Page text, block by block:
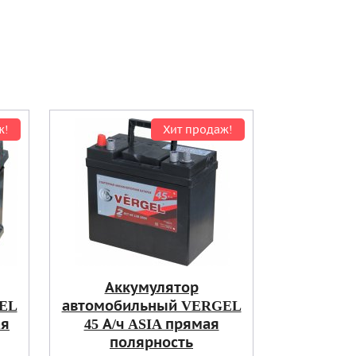
Хит продаж!
Аккумулятор
автомобильный VERGEL
45 А/ч ASIA прямая
полярность